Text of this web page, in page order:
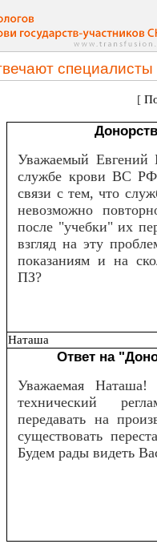
специалисты
[
Уважаемый Евгений
службе крови ВС РФ
связи с тем, что
невозможно
после "учебки" их
взгляд на эту
показаниям и на
ПЗ?
Наташа
Ответ на
Уважаемая
технический
передавать на
существовать
Будем рады видеть